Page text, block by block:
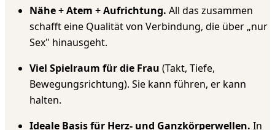
Nähe + Atem + Aufrichtung. All das zusammen
schafft eine Qualität von Verbindung, die über „nur
Sex" hinausgeht.
Viel Spielraum für die Frau (Takt, Tiefe,
Bewegungsrichtung). Sie kann führen, er kann
halten.
Ideale Basis für Herz- und Ganzkörperwellen. In